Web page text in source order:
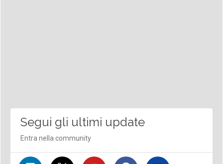
Segui gli ultimi update
Entra nella community